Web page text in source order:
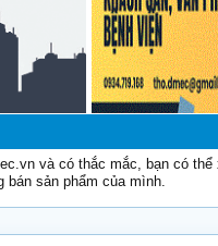
và có thắc mắc, bạn có
bán sản phẩm của mình.